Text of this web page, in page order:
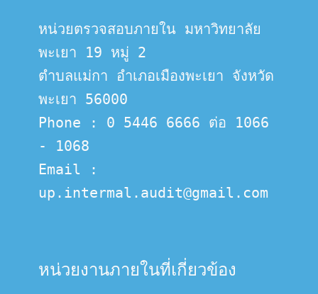
หน่วยตรวจสอบภายใน มหาวิทยาลัย
พะเยา 19 หมู่ 2
ตำบลแม่กา อำเภอเมืองพะเยา จังหวัด
พะเยา 56000
Phone : 0 5446 6666 ต่อ 1066
- 1068
Email :
up.intermal.audit@gmail.com
หน่วยงานภายในที่เกี่ยวข้อง